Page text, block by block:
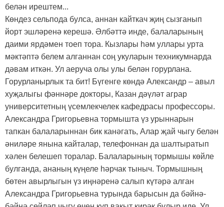
белән ирештем...
Көндез сельпода булса, аннан кайткач җиң сызганып
йорт эшләренә керешә. Әлбәттә инде, балаларының
даими ярдәмен тоеп тора. Кызлары һәм уллары урта
мәктәптә белем алганнан соң укуларын техникумнарда
дәвам иткән. Ул аеруча олы улы белән горурлана.
Горурланырлык та бит! Бүгенге көндә Александр – авыл
хуҗалыгы фәннәре докторы, Казан дәүләт аграр
университетның үсемлекчелек кафедрасы профессоры.
Александра Григорьевна тормышта үз урыннарын
тапкан балаларыннан бик канәгать, Алар җай чыгу белән
әниләре янына кайталар, телефоннан да шалтыратып
хәлен белешеп торалар. Балаларының тормышы көйле
булганда, ананың күңеле һәрчак тыныч. Тормышның
бөтен авырлыгын үз иңнәренә салып күтәрә алган
Александра Григорьевна турында барысын да бәйнә-